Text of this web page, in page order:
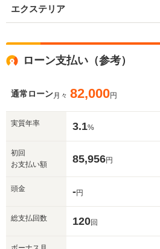
エクステリア
ローン支払い（参考）
通常ローン月々 82,000円
実質年率 3.1%
初回
お支払い額
85,956円
頭金 -円
総支払回数 120回